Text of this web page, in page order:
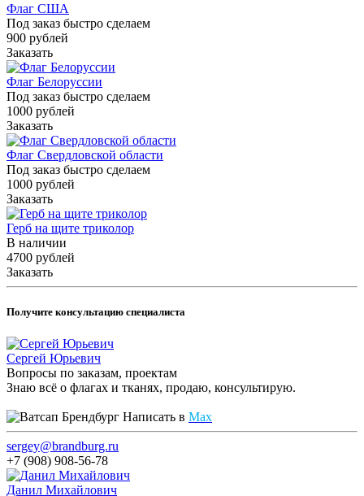
Флаг США
Под заказ быстро сделаем
900 рублей
Заказать
Флаг Белоруссии
Под заказ быстро сделаем
1000 рублей
Заказать
Флаг Свердловской области
Под заказ быстро сделаем
1000 рублей
Заказать
Герб на щите триколор
В наличии
4700 рублей
Заказать
Получите консультацию специалиста
Сергей Юрьевич
Вопросы по заказам, проектам
Знаю всё о флагах и тканях, продаю, консультирую.
Написать в Max
sergey@brandburg.ru
+7 (908) 908-56-78
Данил Михайлович